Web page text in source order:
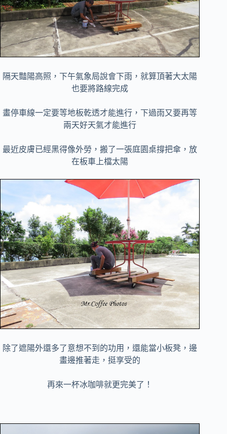
隔天豔陽高照，下午氣象局說會下雨，就算頂著大太陽
也要將路線完成
畫停車線一定要等地板乾透才能進行，下過雨又要再等
兩天好天氣才能進行
最近皮膚已經黑得像外勞，搬了一張庭園桌撐把傘，放
在板車上檔太陽
除了遮陽外還多了意想不到的功用，還能當小板凳，邊
畫邊推著走，挺享受的
再來一杯冰咖啡就更完美了！